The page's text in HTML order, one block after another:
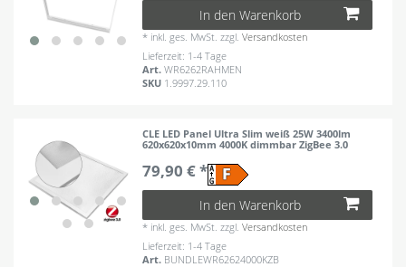
In den Warenkorb
* inkl. ges. MwSt. zzgl.Versandkosten
Lieferzeit: 1-4 Tage
Art.WR6262RAHMEN
SKU 1.9997.29.110
CLE LED Panel Ultra Slim weiß 25W 3400lm
620x620x10mm 4000K dimmbar ZigBee 3.0
79,90 € *
In den Warenkorb
* inkl. ges. MwSt. zzgl.Versandkosten
Lieferzeit: 1-4 Tage
Art. BUNDLEWR62624000KZB